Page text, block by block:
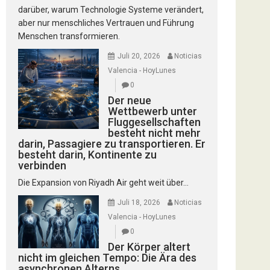
darüber, warum Technologie Systeme verändert,
aber nur menschliches Vertrauen und Führung
Menschen transformieren.
Juli 20, 2026
Noticias
Valencia - HoyLunes
0
Der neue
Wettbewerb unter
Fluggesellschaften
besteht nicht mehr
darin, Passagiere zu transportieren. Er
besteht darin, Kontinente zu
verbinden
Die Expansion von Riyadh Air geht weit über...
Juli 18, 2026
Noticias
Valencia - HoyLunes
0
Der Körper altert
nicht im gleichen Tempo: Die Ära des